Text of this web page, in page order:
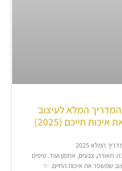
המלא לעיצוב
חייכם (2025)
המלא 2025
תאורה, צבעים, אחסון ועוד. טיפים
שמשפר את איכות החיים. ✨